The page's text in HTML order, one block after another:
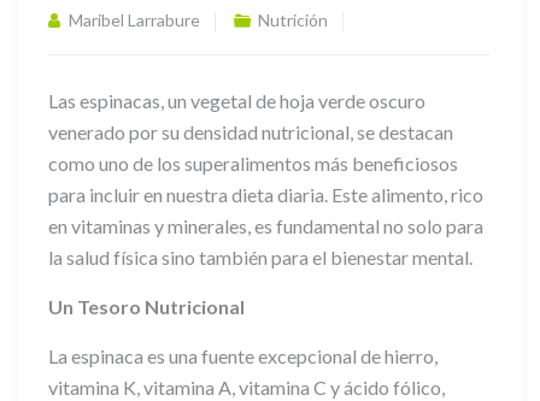
Maribel Larrabure Nutrición
Las espinacas, un vegetal de hoja verde oscuro
venerado por su densidad nutricional, se destacan
como uno de los superalimentos más beneficiosos
para incluir en nuestra dieta diaria. Este alimento, rico
en vitaminas y minerales, es fundamental no solo para
la salud física sino también para el bienestar mental.
Un Tesoro Nutricional
La espinaca es una fuente excepcional de hierro,
vitamina K, vitamina A, vitamina C y ácido fólico,